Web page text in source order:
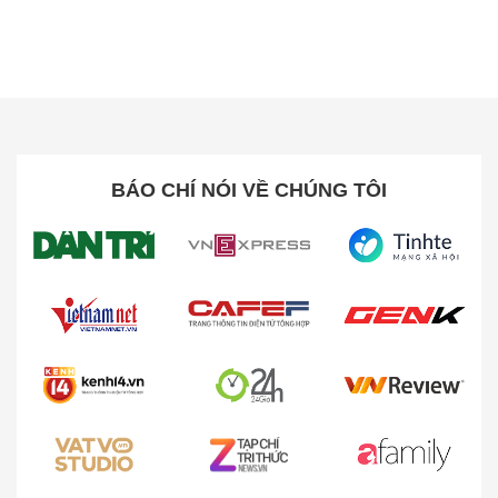
Ngăn chứa chất tẩy rửa kép, tùy chọn làm sạch
linh hoạt
Công nghệ ProLeap™ giúp vượt chướng ngại
vật lên tới 6cm
Khung gầm ba bánh AgiLift™ di chuyển linh
Làm sạch cả dưới gầm thấp với hệ thống
Lực hút Vormax™ cực mạnh, công suất hút lên
BÁO CHÍ NÓI VỀ CHÚNG TÔI